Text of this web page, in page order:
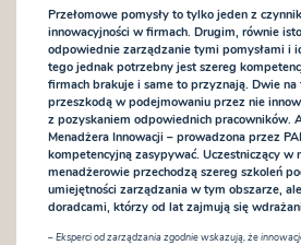
Przełomowe pomysły to tylko jeden z
innowacyjności w firmach. Drugim, równie
odpowiednie zarządzanie tymi pomysłami i
tego jednak potrzebny jest szereg
firmach brakuje i same to przyznają. Dwie
przeszkodą w podejmowaniu przez nie
z pozyskaniem odpowiednich pracowników.
Menadżera Innowacji – prowadzona przez
kompetencyjną zasypywać. Uczestniczący w
menadżerowie przechodzą szereg szkoleń
umiejętności zarządzania w tym obszarze,
doradcami, którzy od lat zajmują się
–Eksperci od zarządzania zgodnie wskazują, że